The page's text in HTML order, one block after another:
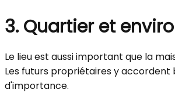
3. Quartier et
Le lieu est aussi important que la
Les futurs propriétaires y accordent
d'importance.